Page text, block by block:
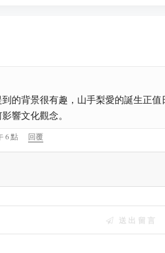
的背景很有趣，山手梨愛的誕生正
響文化觀念。
6 點 回覆
送出留言